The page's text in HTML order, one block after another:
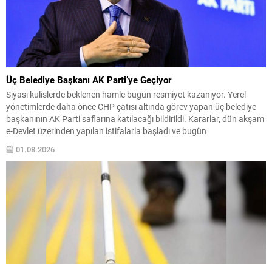
Üç Belediye Başkanı AK Parti’ye Geçiyor
Siyasi kulislerde beklenen hamle bugün resmiyet kazanıyor. Yerel
yönetimlerde daha önce CHP çatısı altında görev yapan üç belediye
başkanının AK Parti saflarına katılacağı bildirildi. Kararlar, dün akşam
e-Devlet üzerinden yapılan istifalarla başladı ve bugün
ve süreç CHP’den istifa eden Tuzla Belediye Başkanı Eren Ali...
01.08.2026